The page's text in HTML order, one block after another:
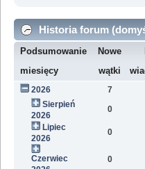
Historia forum
Podsumowanie
miesięcy
Nowe
wątki
2026 7
Sierpień
2026
0
Lipiec
2026
0
Czerwiec
0